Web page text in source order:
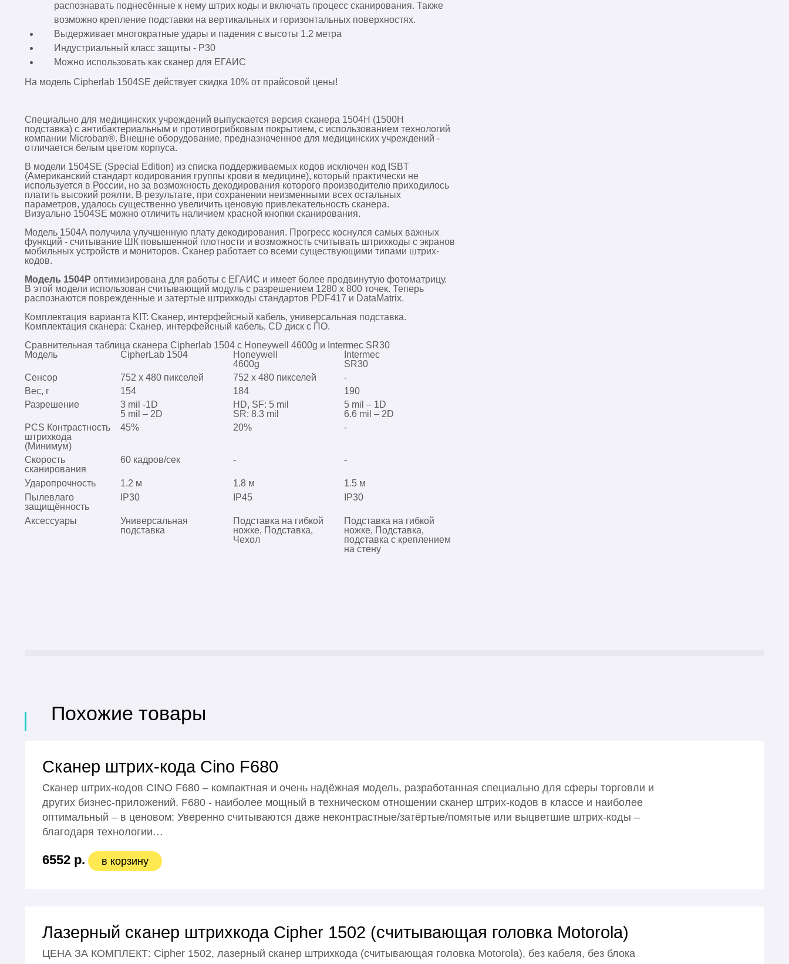
распознавать поднесённые к нему штрих коды и включать процесс сканирования. Также
возможно крепление подставки на вертикальных и горизонтальных поверхностях.
Выдерживает многократные удары и падения с высоты 1.2 метра
Индустриальный класс защиты - P30
Можно использовать как сканер для ЕГАИС
На модель Cipherlab 1504SE действует скидка 10% от прайсовой цены!
Специально для медицинских учреждений выпускается версия сканера 1504H (1500H
подставка) с антибактериальным и противогрибковым покрытием, с использованием технологий
компании Microban®. Внешне оборудование, предназначенное для медицинских учреждений -
отличается белым цветом корпуса.
В модели 1504SE (Special Edition) из списка поддерживаемых кодов исключен код ISBT
(Американский стандарт кодирования группы крови в медицине), который практически не
используется в России, но за возможность декодирования которого производителю приходилось
платить высокий роялти. В результате, при сохранении неизменными всех остальных
параметров, удалось существенно увеличить ценовую привлекательность сканера.
Визуально 1504SE можно отличить наличием красной кнопки сканирования.
Модель 1504A получила улучшенную плату декодирования. Прогресс коснулся самых важных
функций - считывание ШК повышенной плотности и возможность считывать штрихкоды с экранов
мобильных устройств и мониторов. Сканер работает со всеми существующими типами штрих-
кодов.
Модель 1504P оптимизирована для работы с ЕГАИС и имеет более продвинутую фотоматрицу.
В этой модели использован считывающий модуль с разрешением 1280 х 800 точек. Теперь
распознаются поврежденные и затертые штрихкоды стандартов PDF417 и DataMatrix.
Комплектация варианта KIT: Сканер, интерфейсный кабель, универсальная подставка.
Комплектация сканера: Сканер, интерфейсный кабель, CD диск с ПО.
Сравнительная таблица сканера Cipherlab 1504 с Honeywell 4600g и Intermec SR30
Модель
CipherLab 1504
Honeywell
4600g
Intermec
SR30
Сенсор
752 x 480 пикселей 752 x 480 пикселей
-
Вес, г
154 184
190
Разрешение
3 mil -1D
5 mil – 2D
HD, SF: 5 mil
SR: 8.3 mil
5 mil – 1D
6.6 mil – 2D
PCS Контрастность
штрихкода
(Минимум)
45% 20% -
Скорость
сканирования
60 кадров/сек - -
Ударопрочность 1.2 м 1.8 м
1.5 м
Пылевлаго
защищённость
IP30 IP45 IP30
Аксессуары
Универсальная
подставка
Подставка на гибкой
ножке, Подставка,
Чехол
Подставка на гибкой
ножке, Подставка,
подставка с креплением
на стену
Похожие товары
Сканер штрих-кода Cino F680
Сканер штрих-кодов CINO F680 – компактная и очень надёжная модель, разработанная специально для сферы торговли и
других бизнес-приложений. F680 - наиболее мощный в техническом отношении сканер штрих-кодов в классе и наиболее
оптимальный – в ценовом: Уверенно считываются даже неконтрастные/затёртые/помятые или выцветшие штрих-коды –
благодаря технологии…
6552 р. в корзину
Лазерный сканер штрихкода Cipher 1502 (считывающая головка Motorola)
ЦЕНА ЗА КОМПЛЕКТ: Cipher 1502, лазерный сканер штрихкода (считывающая головка Motorola), без кабеля, без блока